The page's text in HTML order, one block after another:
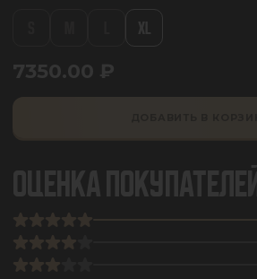
XL
7350.00 ₽
ОЦЕНКА ПОКУПАТЕЛЕЙ